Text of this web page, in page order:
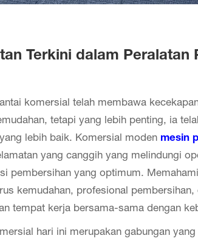
Terkini dalam Peralatan
komersial telah membawa
tetapi yang lebih penting, ia
lebih baik. Komersial moden mesin
yang canggih yang melindungi
pembersihan yang optimum.
kemudahan, profesional
tempat kerja bersama-sama dengan
hari ini merupakan gabungan